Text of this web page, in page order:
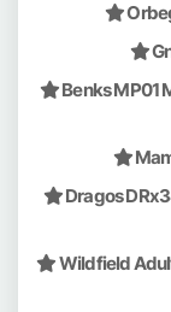
Benks MP01
Dragos
Wildfield